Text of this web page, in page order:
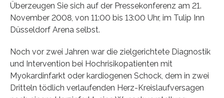
Überzeugen Sie sich auf der Pressekonferenz am 21.
November 2008, von 11:00 bis 13:00 Uhr, im Tulip Inn
Düsseldorf Arena selbst.
Noch vor zwei Jahren war die zielgerichtete Diagnostik
und Intervention bei Hochrisikopatienten mit
Myokardinfarkt oder kardiogenen Schock, dem in zwei
Dritteln tödlich verlaufenden Herz-Kreislaufversagen